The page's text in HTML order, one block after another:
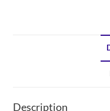
Description